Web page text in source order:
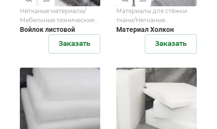
Нетканые материалы/
Мебельные технические
ткани
Войлок листовой
Заказать
Материалы для стёжки
ткани/Нетканые
материалы/Материалы
Материал Холкон
Заказать